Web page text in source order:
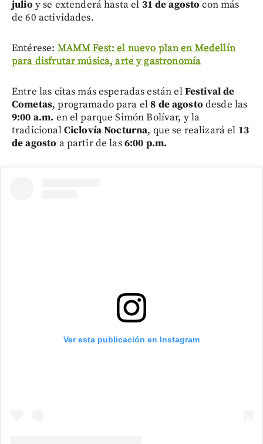
julio y se extenderá hasta el 31 de agosto con más
de 60 actividades.
Entérese: MAMM Fest: el nuevo plan en Medellín
para disfrutar música, arte y gastronomía
Entre las citas más esperadas están elFestival de
Cometas, programado para el8 de agosto desde las
9:00 a.m. en el parque Simón Bolívar, y la
tradicionalCiclovía Nocturna, que se realizará el 13
de agosto a partir de las6:00 p.m.
Ver esta publicación en Instagram